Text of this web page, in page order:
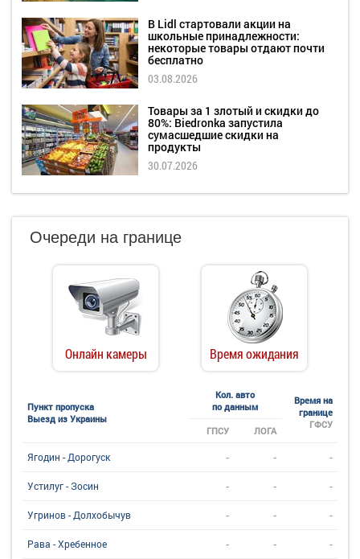
В Lidl стартовали акции на
школьные принадлежности:
некоторые товары отдают почти
бесплатно
03.08.2026
Товары за 1 злотый и скидки до
80%: Biedronka запустила
сумасшедшие скидки на
продукты
30.07.2026
Очереди на границе
Онлайн камеры Время ожидания
Пункт пропуска
Выезд из Украины
Кол. авто
по данным
Время на
границе
ГФСУ
ГПСУ ЛОГА
Ягодин - Дорогуск - - -
Устилуг - Зосин - - -
Угринов - Долхобычув - - -
Рава - Хребенное - - -